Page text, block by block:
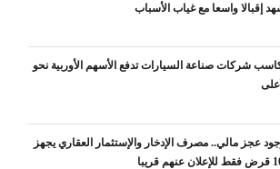
إقبالا واسعا مع غياب الأسباب
شركات صناعة السيارات تدفع الأسهم الأوربية نحو
عجز مالي.. مصرف الإدخار والإستثمار العقاري يجهز
قريبا